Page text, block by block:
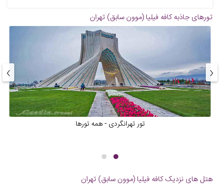
تورهای جاذبه کافه فیلیا (موون سابق) تهران
تور تهرانگردی - همه تورها
‹
›
هتل های نزدیک کافه فیلیا (موون سابق) تهران